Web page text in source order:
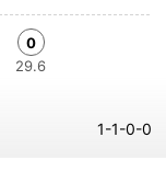
0
29.6
1-1-0-0